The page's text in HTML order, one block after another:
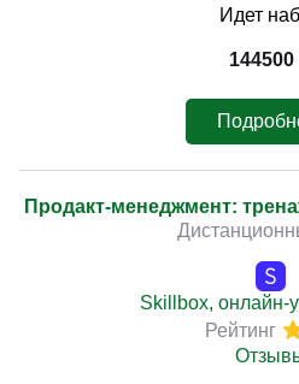
Идет
144500
Продакт-менеджмент:
Skillbox, онлайн-
Рейтинг